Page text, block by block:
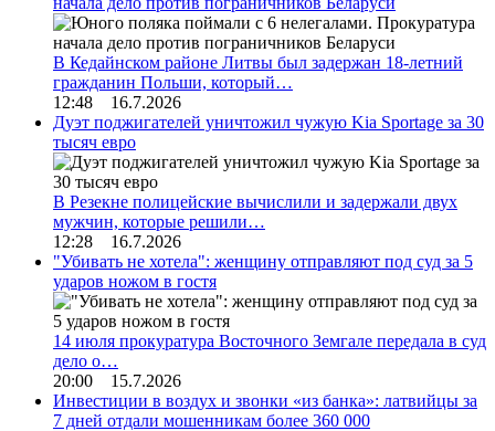
В Кедайнском районе Литвы был задержан 18-летний
гражданин Польши, который…
12:48 16.7.2026
Дуэт поджигателей уничтожил чужую Kia Sportage за 30
тысяч евро
В Резекне полицейские вычислили и задержали двух
мужчин, которые решили…
12:28 16.7.2026
"Убивать не хотела": женщину отправляют под суд за 5
ударов ножом в гостя
14 июля прокуратура Восточного Земгале передала в суд
дело о…
20:00 15.7.2026
Инвестиции в воздух и звонки «из банка»: латвийцы за
7 дней отдали мошенникам более 360 000